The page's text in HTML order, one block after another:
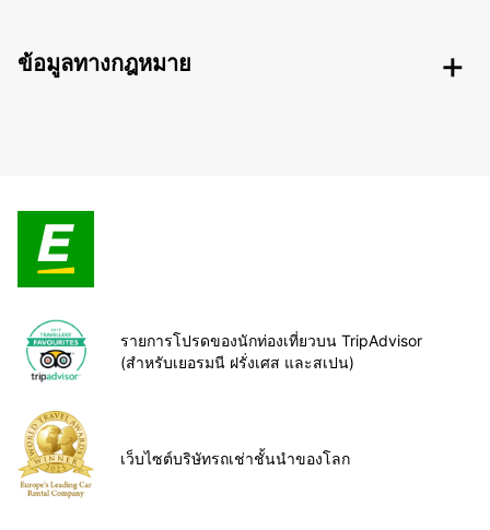
ข้อมูลทางกฎหมาย
รายการโปรดของนักท่องเที่ยวบน TripAdvisor
(สำหรับเยอรมนี ฝรั่งเศส และสเปน)
เว็บไซต์บริษัทรถเช่าชั้นนำของโลก